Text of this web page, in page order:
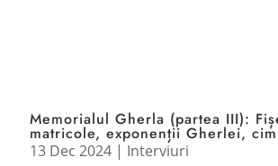
Memorialul Gherla (partea III):
matricole, exponenții Gherlei,
13 Dec 2024| Interviuri